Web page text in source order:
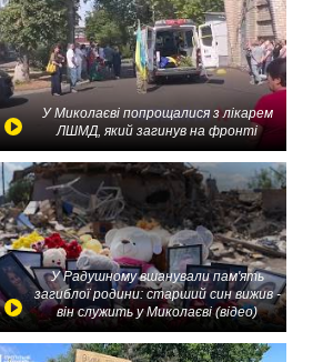
У Миколаєві попрощалися з лікарем
ЛШМД, який загинув на фронті
У Радушному вшанували пам'ять
загиблої родини: старший син вижив -
він служить у Миколаєві (відео)